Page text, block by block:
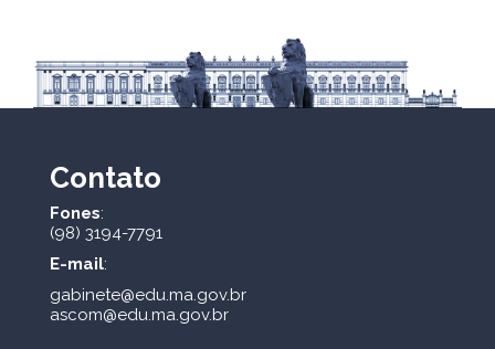
Contato
Fones:
(98) 3194-7791
E-mail:
gabinete@edu.ma.gov.br
ascom@edu.ma.gov.br